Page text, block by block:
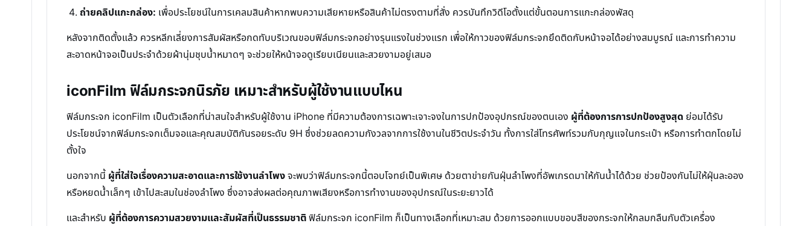
ถ่ายคลิปแกะกล่อง: เพื่อประโยชน์ในการเคลมสินค้าหากพบความเสียหายหรือสินค้าไม่ตรงตามที่สั่ง ควรบันทึกวิดีโอตั้งแต่ขั้นตอนการแกะกล่องพัสดุ
หลังจากติดตั้งแล้ว ควรหลีกเลี่ยงการสัมผัสหรือกดทับบริเวณขอบฟิล์มกระจกอย่างรุนแรงในช่วงแรก เพื่อให้กาวของฟิล์มกระจกยึดติดกับหน้าจอได้อย่างสมบูรณ์ และการทำความ
สะอาดหน้าจอเป็นประจำด้วยผ้านุ่มชุบน้ำหมาดๆ จะช่วยให้หน้าจอดูเรียบเนียนและสวยงามอยู่เสมอ
iconFilm ฟิล์มกระจกนิรภัย เหมาะสำหรับผู้ใช้งานแบบไหน
ฟิล์มกระจก iconFilm เป็นตัวเลือกที่น่าสนใจสำหรับผู้ใช้งาน iPhone ที่มีความต้องการเฉพาะเจาะจงในการปกป้องอุปกรณ์ของตนเอง ผู้ที่ต้องการการปกป้องสูงสุด ย่อมได้รับ
ประโยชน์จากฟิล์มกระจกเต็มจอและคุณสมบัติกันรอยระดับ 9H ซึ่งช่วยลดความกังวลจากการใช้งานในชีวิตประจำวัน ทั้งการใส่โทรศัพท์รวมกับกุญแจในกระเป๋า หรือการทำตกโดยไม่
ตั้งใจ
นอกจากนี้ ผู้ที่ใส่ใจเรื่องความสะอาดและการใช้งานลำโพงจะพบว่าฟิล์มกระจกนี้ตอบโจทย์เป็นพิเศษ ด้วยตาข่ายกันฝุ่นลำโพงที่อัพเกรดมาให้กันน้ำได้ด้วย ช่วยป้องกันไม่ให้ฝุ่นละออง
หรือหยดน้ำเล็กๆ เข้าไปสะสมในช่องลำโพง ซึ่งอาจส่งผลต่อคุณภาพเสียงหรือการทำงานของอุปกรณ์ในระยะยาวได้
และสำหรับ ผู้ที่ต้องการความสวยงามและสัมผัสที่เป็นธรรมชาติฟิล์มกระจก iconFilm ก็เป็นทางเลือกที่เหมาะสม ด้วยการออกแบบขอบสีของกระจกให้กลมกลืนกับตัวเครื่อง